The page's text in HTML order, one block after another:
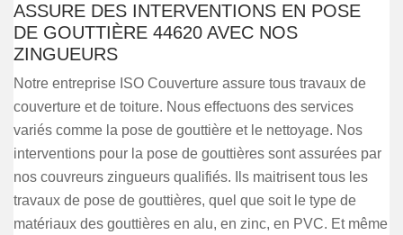
ASSURE DES INTERVENTIONS EN POSE
DE GOUTTIÈRE 44620 AVEC NOS
ZINGUEURS
Notre entreprise ISO Couverture assure tous travaux de
couverture et de toiture. Nous effectuons des services
variés comme la pose de gouttière et le nettoyage. Nos
interventions pour la pose de gouttières sont assurées par
nos couvreurs zingueurs qualifiés. Ils maitrisent tous les
travaux de pose de gouttières, quel que soit le type de
matériaux des gouttières en alu, en zinc, en PVC. Et même